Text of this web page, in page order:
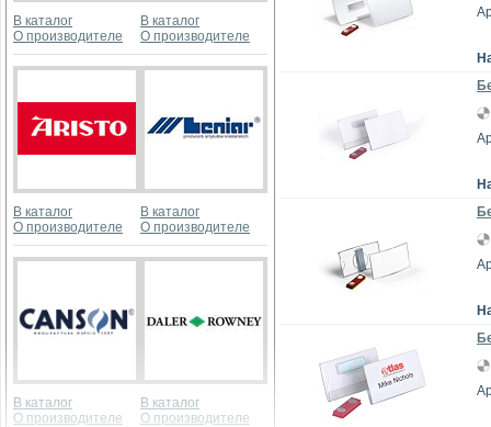
В каталог
О производителе
В каталог
О производителе
В каталог
О производителе
В каталог
О производителе
В каталог
О производителе
В каталог
О производителе